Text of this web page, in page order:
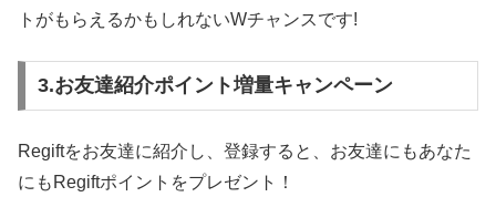
トがもらえるかもしれないWチャンスです!
3.お友達紹介ポイント増量キャンペーン
Regiftをお友達に紹介し、登録すると、お友達にもあなた
にもRegiftポイントをプレゼント！